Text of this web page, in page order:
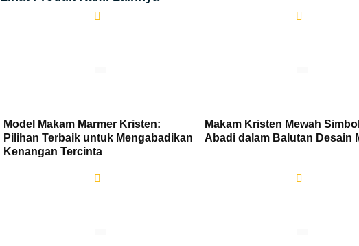
Model Makam Marmer Kristen:
Pilihan Terbaik untuk Mengabadikan
Kenangan Tercinta
Makam Kristen Mewah
Abadi dalam Balutan Desain